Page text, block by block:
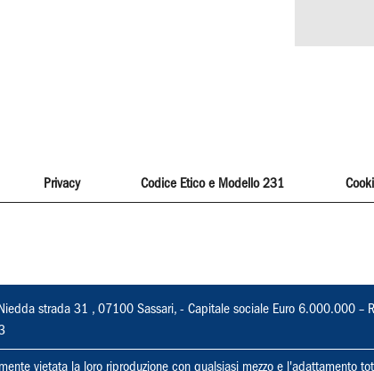
Privacy Codice Etico e Modello 231
strada 31 , 07100 Sassari, - Capitale sociale Euro 6.000.000 –
vietata la loro riproduzione con qualsiasi mezzo e l'adattamento